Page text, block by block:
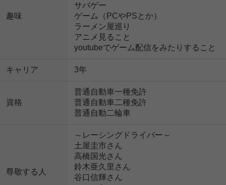
趣味
サバゲー
ゲーム（PCやPSとか）
ラーメン屋巡り
アニメ見ること
youtubeでゲーム配信をみたりすること
キャリア 3年
資格
普通自動車一種免許
普通自動車二種免許
普通自動二輪車
尊敬する人
～レーシングドライバー～
土屋圭市さん
高橋国光さん
鈴木亜久里さん
谷口信輝さん